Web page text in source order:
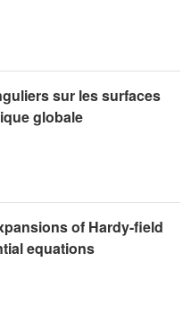
sur les surfaces
globale
of Hardy-field
equations